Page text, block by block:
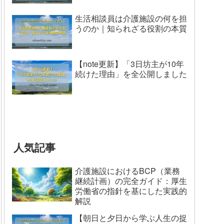
生活相談員は介護施設の何を担
うのか｜知られざる役割の本質
【note更新】「3日坊主が10年
続けた理由」を全公開しました
人気記事
介護施設におけるBCP（業務
継続計画）の完全ガイド：厚生
労働省の指針を基にした実践的
解説
【朝日と夕日から学ぶ人生の捉